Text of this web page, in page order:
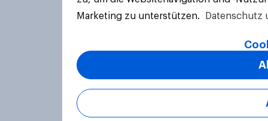
Marketing zu unterstützen.
Datenschutz